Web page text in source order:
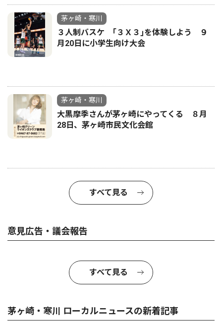
茅ヶ崎・寒川
３人制バスケ ｢３Ｘ３｣を体験しよう ９
月20日に小学生向け大会
茅ヶ崎・寒川
大黒摩季さんが茅ヶ崎にやってくる ８月
28日、茅ヶ崎市民文化会館
すべて見る
意見広告・議会報告
すべて見る
茅ヶ崎・寒川 ローカルニュースの新着記事